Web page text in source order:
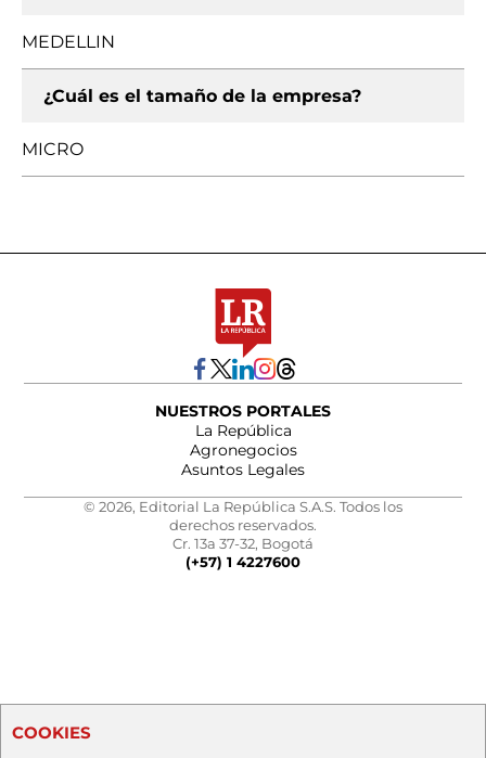
MEDELLIN
¿Cuál es el tamaño de la empresa?
MICRO
NUESTROS PORTALES
La República
Agronegocios
Asuntos Legales
© 2026, Editorial La República S.A.S. Todos los
derechos reservados.
Cr. 13a 37-32, Bogotá
(+57) 1 4227600
COOKIES